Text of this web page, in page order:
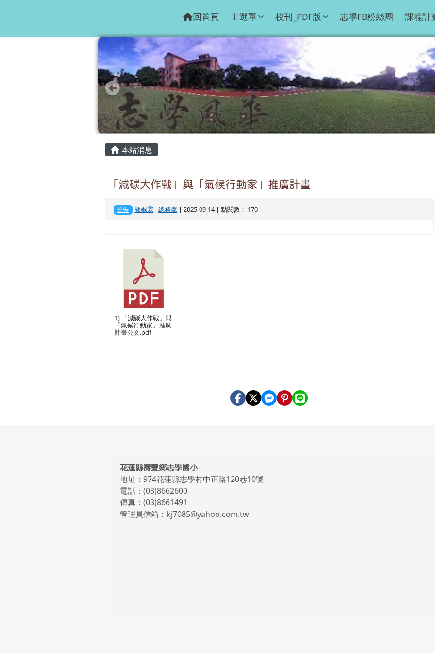
回首頁 主選單 校刊_PDF版 志學FB粉絲團 課程計
主內容區域
本站消息
「減碳大作戰」與「氣候行動家」推廣計畫
公告 郭姵霖-總務處 | 2025-09-14 | 點閱數： 170
1) 「減碳大作戰」與
「氣候行動家」推廣
計畫公文.pdf
頁尾區域內容
花蓮縣壽豐鄉志學國小
地址：974花蓮縣志學村中正路120巷10號
電話：(03)8662600
傳真：(03)8661491
管理員信箱：kj7085@yahoo.com.tw